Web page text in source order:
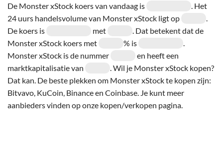
De Monster xStock koers van vandaag is
. Het
24 uurs handelsvolume van Monster xStock ligt op
.
De koers is
met
. Dat betekent dat de
Monster xStock koers met
% is
.
Monster xStock is de nummer
en heeft een
marktkapitalisatie van
. Wil je Monster xStock kopen?
Dat kan. De beste plekken om Monster xStock te kopen zijn:
Bitvavo, KuCoin, Binance en Coinbase. Je kunt meer
aanbieders vinden op onze kopen/verkopen pagina.